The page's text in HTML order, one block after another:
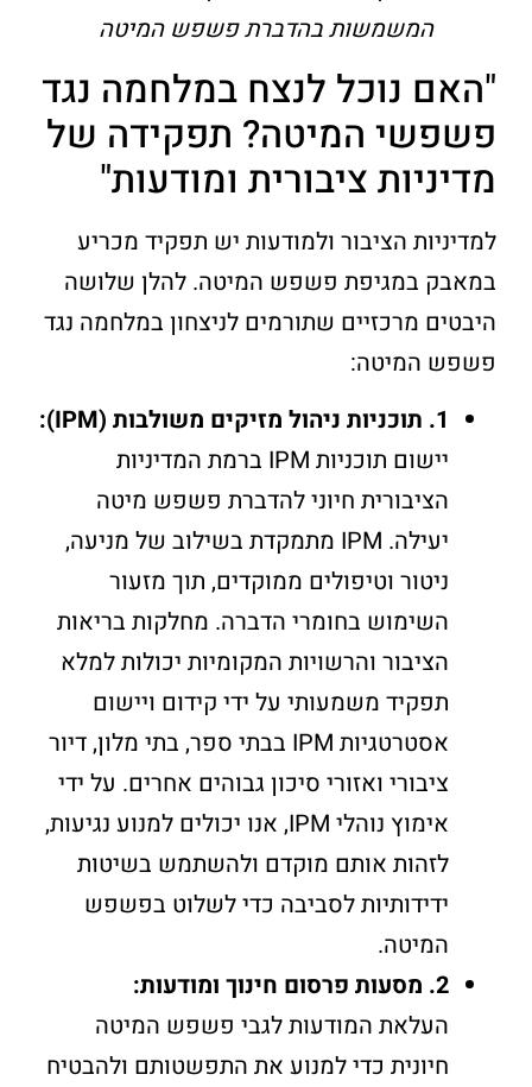
המשמשות בהדברת פשפש המיטה
"האם נוכל לנצח במלחמה נגד
פשפשי המיטה? תפקידה של
מדיניות ציבורית ומודעות"
למדיניות הציבור ולמודעות יש תפקיד מכריע
במאבק במגיפת פשפש המיטה. להלן שלושה
היבטים מרכזיים שתורמים לניצחון במלחמה נגד
פשפש המיטה:
1. תוכניות ניהול מזיקים משולבות (IPM):
יישום תוכניות IPM ברמת המדיניות
הציבורית חיוני להדברת פשפש מיטה
יעילה. IPM מתמקדת בשילוב של מניעה,
ניטור וטיפולים ממוקדים, תוך מזעור
השימוש בחומרי הדברה. מחלקות בריאות
הציבור והרשויות המקומיות יכולות למלא
תפקיד משמעותי על ידי קידום ויישום
אסטרטגיות IPM בבתי ספר, בתי מלון, דיור
ציבורי ואזורי סיכון גבוהים אחרים. על ידי
אימוץ נוהלי IPM, אנו יכולים למנוע נגיעות,
לזהות אותם מוקדם ולהשתמש בשיטות
ידידותיות לסביבה כדי לשלוט בפשפש
המיטה.
2. מסעות פרסום חינוך ומודעות:
העלאת המודעות לגבי פשפש המיטה
חיונית כדי למנוע את התפשטותם ולהבטיח